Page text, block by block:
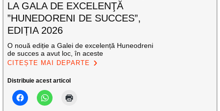
LA GALA DE EXCELENŢĂ
”HUNEDORENI DE SUCCES”,
EDIȚIA 2026
O nouă ediție a Galei de excelență Huneodreni
de succes a avut loc, în aceste
CITEȘTE MAI DEPARTE
Distribuie acest articol